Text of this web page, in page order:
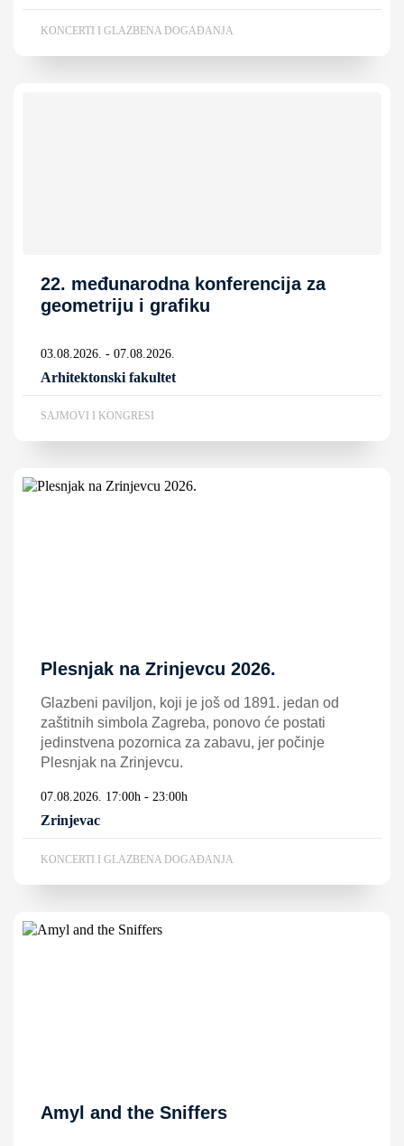
KONCERTI I GLAZBENA DOGAĐANJA
22. međunarodna konferencija za
geometriju i grafiku
03.08.2026. - 07.08.2026.
Arhitektonski fakultet
SAJMOVI I KONGRESI
Plesnjak na Zrinjevcu 2026.
Glazbeni paviljon, koji je još od 1891. jedan od
zaštitnih simbola Zagreba, ponovo će postati
jedinstvena pozornica za zabavu, jer počinje
Plesnjak na Zrinjevcu.
07.08.2026. 17:00h - 23:00h
Zrinjevac
KONCERTI I GLAZBENA DOGAĐANJA
Amyl and the Sniffers